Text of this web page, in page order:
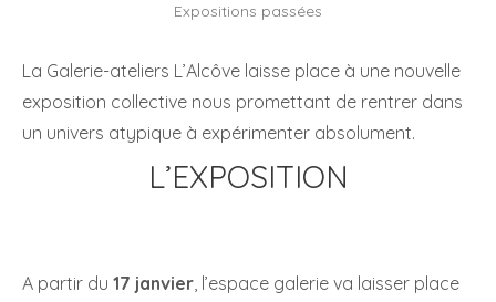
Expositions passées
La Galerie-ateliers L’Alcôve laisse place à une nouvelle
exposition collective nous promettant de rentrer dans
un univers atypique à expérimenter absolument.
L’EXPOSITION
A partir du 17 janvier, l’espace galerie va laisser place